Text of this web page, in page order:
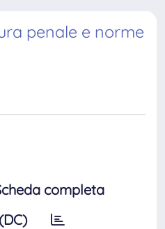
penale e norme
completa